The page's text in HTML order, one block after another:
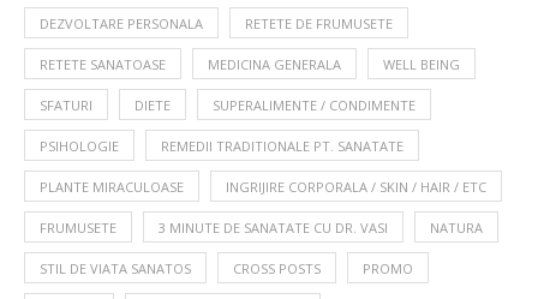
DEZVOLTARE PERSONALA RETETE DE FRUMUSETE
RETETE SANATOASE MEDICINA GENERALA WELL BEING
SFATURI DIETE SUPERALIMENTE / CONDIMENTE
PSIHOLOGIE REMEDII TRADITIONALE PT. SANATATE
PLANTE MIRACULOASE INGRIJIRE CORPORALA / SKIN / HAIR / ETC
FRUMUSETE 3 MINUTE DE SANATATE CU DR. VASI NATURA
STIL DE VIATA SANATOS CROSS POSTS PROMO